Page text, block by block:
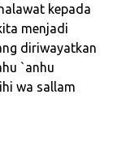
kepada
menjadi
diriwayatkan
`anhu
wa sallam